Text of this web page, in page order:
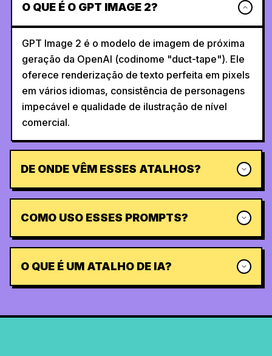
O QUE É O GPT IMAGE 2?
GPT Image 2 é o modelo de imagem de próxima
geração da OpenAI (codinome "duct-tape"). Ele
oferece renderização de texto perfeita em pixels
em vários idiomas, consistência de personagens
impecável e qualidade de ilustração de nível
comercial.
DE ONDE VÊM ESSES ATALHOS?
COMO USO ESSES PROMPTS?
O QUE É UM ATALHO DE IA?